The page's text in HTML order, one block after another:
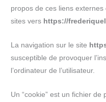
propos de ces liens externes
sites vers https://
La navigation sur le site
susceptible de provoquer
l’ordinateur de l’utilisateur.
Un “cookie” est un fichier